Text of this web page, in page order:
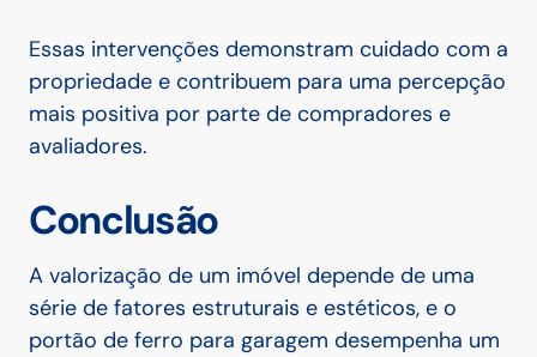
Essas intervenções demonstram cuidado com a
propriedade e contribuem para uma percepção
mais positiva por parte de compradores e
avaliadores.
Conclusão
A valorização de um imóvel depende de uma
série de fatores estruturais e estéticos, e o
portão de ferro para garagem desempenha um